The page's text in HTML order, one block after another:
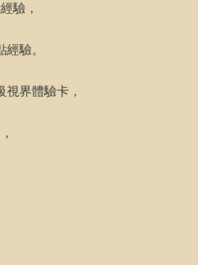
驗，
驗。
視界體驗卡，